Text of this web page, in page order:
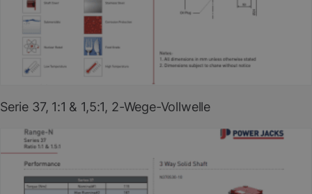
PDF herunterladen
Serie 37, 1:1 & 1,5:1, 2-Wege-Vollwelle